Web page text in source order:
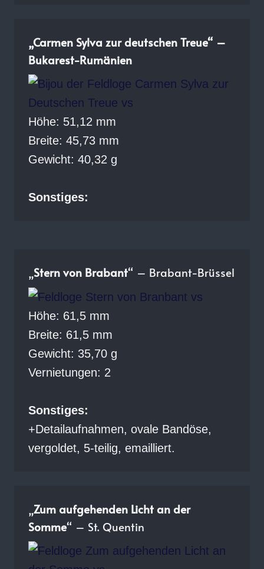
„Carmen Sylva zur deutschen Treue“ –
Bukarest-Rumänien
Höhe: 51,12 mm
Breite: 45,73 mm
Gewicht: 40,32 g
Sonstiges:
Stern von Brabant“ – Brabant-Brüssel
Höhe: 61,5 mm
Breite: 61,5 mm
Gewicht: 35,70 g
Vernietungen: 2
Sonstiges:
+Detailaufnahmen, ovale Bandöse,
vergoldet, 5-teilig, emailliert.
Zum aufgehenden Licht an der
Somme“ – St. Quentin